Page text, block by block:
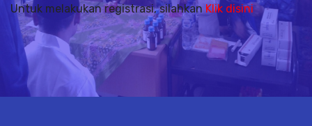
Untuk melakukan registrasi, silahkan Klik disini